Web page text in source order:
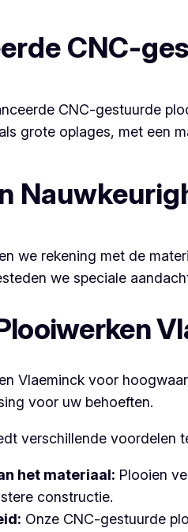
CNC-
CNC-gestuurde
grote oplages, met een
we rekening met de
we speciale
Vlaeminck voor
voor uw behoeften.
verschillende voordelen
het materiaal: Plooien
constructie.
Onze CNC-gestuurde